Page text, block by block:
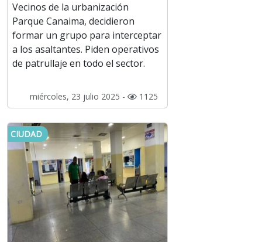
Vecinos de la urbanización
Parque Canaima, decidieron
formar un grupo para interceptar
a los asaltantes. Piden operativos
de patrullaje en todo el sector.
miércoles, 23 julio 2025 - 1125
CIUDAD